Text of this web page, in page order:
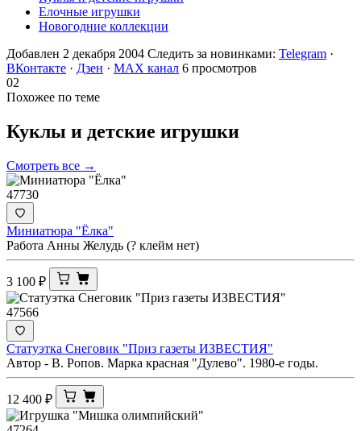
Елочные игрушки
Новогодние коллекции
Добавлен 2 декабря 2004 Следить за новинками: Telegram ·
ВКонтакте · Дзен · MAX канал 6 просмотров
02
Похожее по теме
Куклы и детские игрушки
Смотреть все →
47730
Миниатюра "Ёлка"
Работа Анны Желудь (? клейм нет)
3 100 ₽
47566
Статуэтка Снеговик "Приз газеты ИЗВЕСТИЯ"
Автор - В. Ропов. Марка красная "Дулево". 1980-е годы.
12 400 ₽